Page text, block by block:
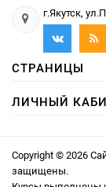
г.Якутск,
СТРАНИЦЫ
ЛИЧНЫЙ
Copyright © 2026
защищены.